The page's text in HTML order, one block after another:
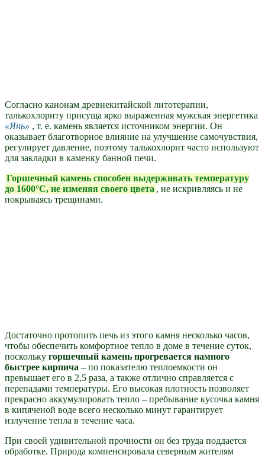
Согласно канонам древнекитайской литотерапии,
талькохлориту присуща ярко выраженная мужская энергетика
Янь
, т. е. камень является источником энергии. Он
оказывает благотворное влияние на улучшение самочувствия,
регулирует давление, поэтому талькохлорит часто используют
для закладки в каменку банной печи.
Горшечный камень способен выдерживать температуру
до 1600°С, не изменяя своего цвета , не искривляясь и не
покрываясь трещинами.
Достаточно протопить печь из этого камня несколько часов,
чтобы обеспечить комфортное тепло в доме в течение суток,
поскольку горшечный камень прогревается намного
быстрее кирпича – по показателю теплоемкости он
превышает его в 2,5 раза, а также отлично справляется с
перепадами температуры. Его высокая плотность позволяет
прекрасно аккумулировать тепло – пребывание кусочка камня
в кипяченой воде всего несколько минут гарантирует
излучение тепла в течение часа.
При своей удивительной прочности он без труда поддается
обработке. Природа компенсировала северным жителям